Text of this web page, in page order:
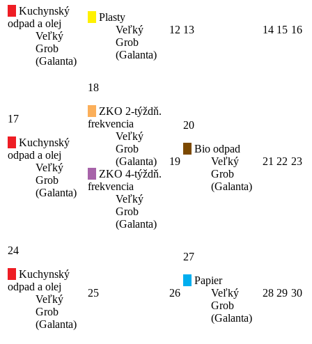
Kuchynský
odpad a olej
Veľký
Grob
(Galanta)
Plasty
Veľký
Grob
(Galanta)
12 13 14 15 16
17
Kuchynský
odpad a olej
Veľký
Grob
(Galanta)
18
ZKO 2-týždň.
frekvencia
Veľký
Grob
(Galanta)
ZKO 4-týždň.
frekvencia
Veľký
Grob
(Galanta)
19
20
Bio odpad
Veľký
Grob
(Galanta)
21 22 23
24
Kuchynský
odpad a olej
Veľký
Grob
(Galanta)
25 26
27
Papier
Veľký
Grob
(Galanta)
28 29 30